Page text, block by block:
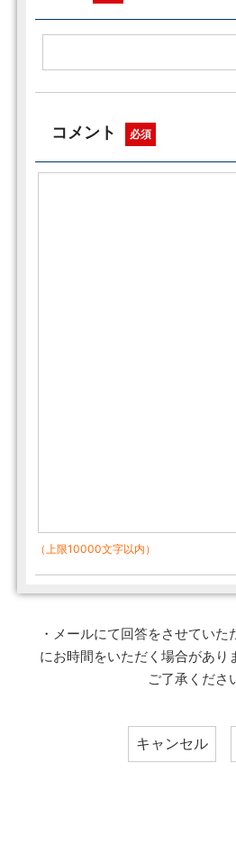
コメント 必須
（上限10000文字以内）
・メールにて回答をさせてい
にお時間をいただく場合があり
ご了承くださ